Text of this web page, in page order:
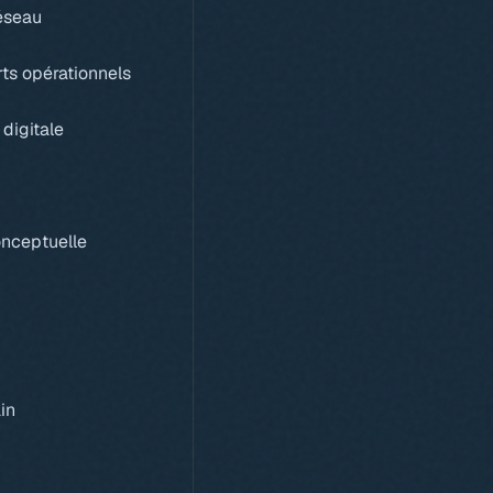
opérationnels
digitale